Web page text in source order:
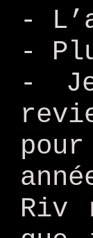
-
-
-
Riv